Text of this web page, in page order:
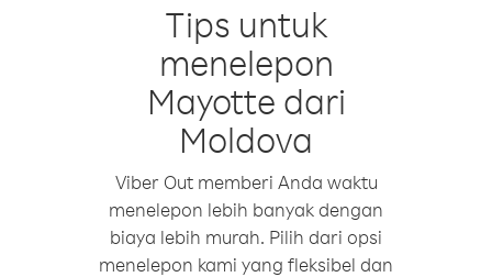
Tips untuk
menelepon
Mayotte dari
Moldova
Viber Out memberi Anda waktu
menelepon lebih banyak dengan
biaya lebih murah. Pilih dari opsi
menelepon kami yang fleksibel dan